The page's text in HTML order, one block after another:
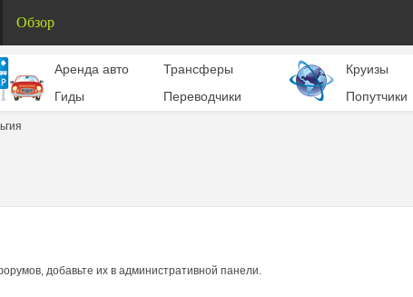
Обзор
Aренда авто
Трансферы
Гиды
Переводчики
Круизы
Попутчики
добавьте их в административной панели.